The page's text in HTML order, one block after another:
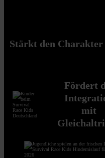
Stärkt den Charakter
Fördert
mit